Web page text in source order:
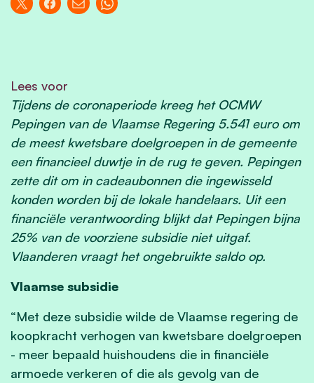
Lees voor
Tijdens de coronaperiode kreeg het OCMW
Pepingen van de Vlaamse Regering 5.541 euro om
de meest kwetsbare doelgroepen in de gemeente
een financieel duwtje in de rug te geven. Pepingen
zette dit om in cadeaubonnen die ingewisseld
konden worden bij de lokale handelaars. Uit een
financiële verantwoording blijkt dat Pepingen bijna
25% van de voorziene subsidie niet uitgaf.
Vlaanderen vraagt het ongebruikte saldo op.
Vlaamse subsidie
“Met deze subsidie wilde de Vlaamse regering de
koopkracht verhogen van kwetsbare doelgroepen
- meer bepaald huishoudens die in financiële
armoede verkeren of die als gevolg van de